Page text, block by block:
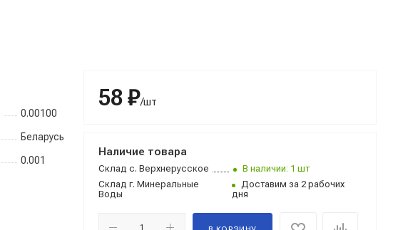
0.00100
Беларусь
0.001
58 ₽/шт
Наличие товара
Склад с. Верхнерусское
В наличии: 1 шт
Склад г. Минеральные
Воды
Доставим за 2 рабочих
дня